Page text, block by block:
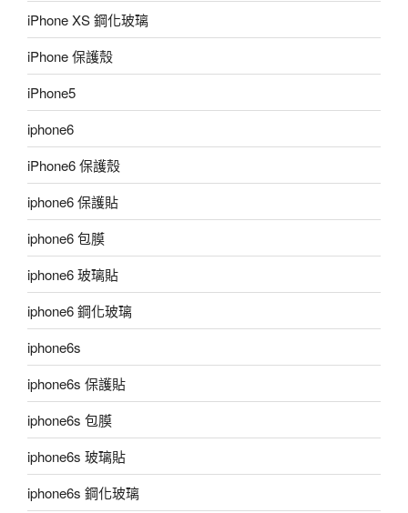
iPhone XS 鋼化玻璃
iPhone 保護殼
iPhone5
iphone6
iPhone6 保護殼
iphone6 保護貼
iphone6 包膜
iphone6 玻璃貼
iphone6 鋼化玻璃
iphone6s
iphone6s 保護貼
iphone6s 包膜
iphone6s 玻璃貼
iphone6s 鋼化玻璃